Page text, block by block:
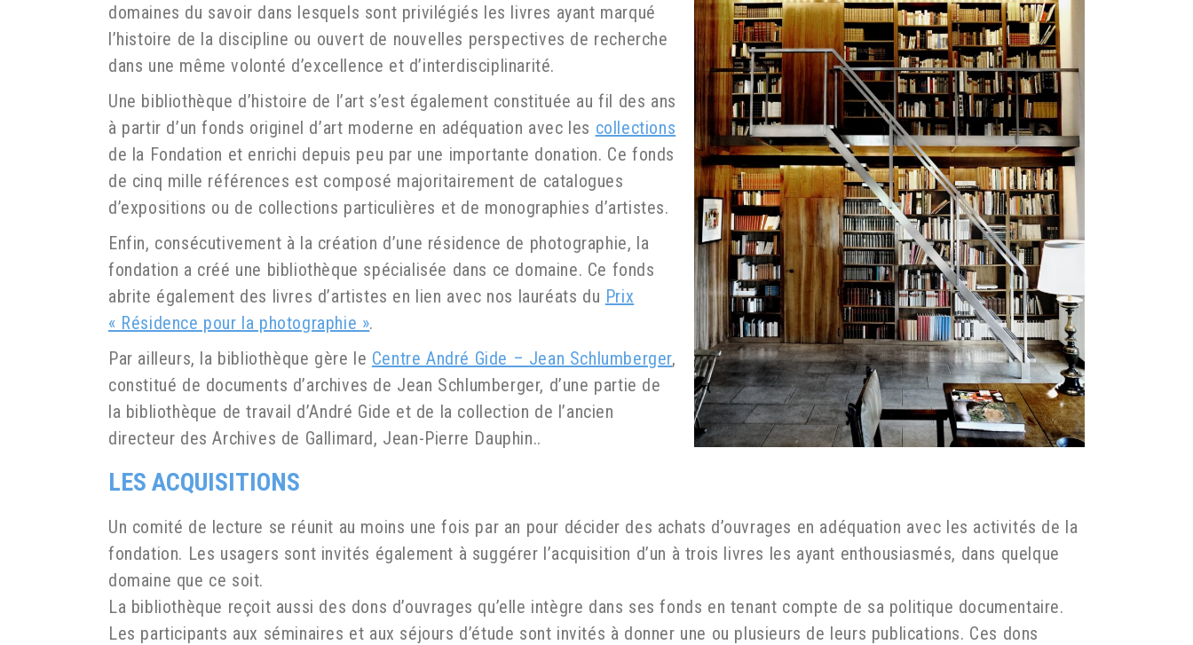
domaines du savoir dans lesquels sont privilégiés les livres ayant marqué
l’histoire de la discipline ou ouvert de nouvelles perspectives de recherche
dans une même volonté d’excellence et d’interdisciplinarité.
Une bibliothèque d’histoire de l’art s’est également constituée au fil des ans
à partir d’un fonds originel d’art moderne en adéquation avec les collections
de la Fondation et enrichi depuis peu par une importante donation. Ce fonds
de cinq mille références est composé majoritairement de catalogues
d’expositions ou de collections particulières et de monographies d’artistes.
Enfin, consécutivement à la création d’une résidence de photographie, la
fondation a créé une bibliothèque spécialisée dans ce domaine. Ce fonds
abrite également des livres d’artistes en lien avec nos lauréats du Prix
« Résidence pour la photographie ».
Par ailleurs, la bibliothèque gère le Centre André Gide – Jean Schlumberger,
constitué de documents d’archives de Jean Schlumberger, d’une partie de
la bibliothèque de travail d’André Gide et de la collection de l’ancien
directeur des Archives de Gallimard, Jean-Pierre Dauphin..
LES ACQUISITIONS
Un comité de lecture se réunit au moins une fois par an pour décider des achats d’ouvrages en adéquation avec les activités de la
fondation. Les usagers sont invités également à suggérer l’acquisition d’un à trois livres les ayant enthousiasmés, dans quelque
domaine que ce soit.
La bibliothèque reçoit aussi des dons d’ouvrages qu’elle intègre dans ses fonds en tenant compte de sa politique documentaire.
Les participants aux séminaires et aux séjours d’étude sont invités à donner une ou plusieurs de leurs publications. Ces dons